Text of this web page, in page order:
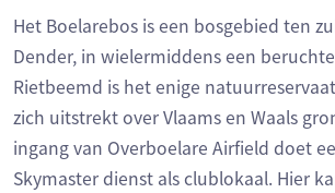
Het Boelarebos is een bosgebied ten
Dender, in wielermiddens een
Rietbeemd is het enige
zich uitstrekt over Vlaams en Waals
ingang van Overboelare Airfield doet
Skymaster dienst als clublokaal. Hier